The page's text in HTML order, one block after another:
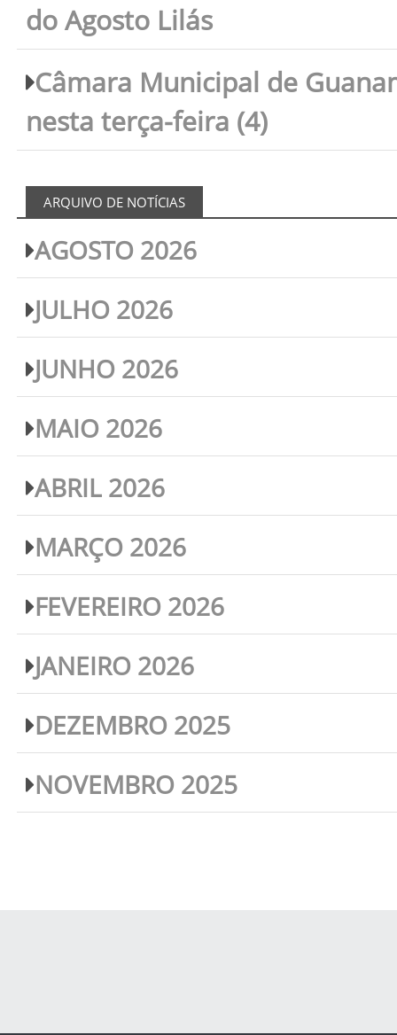
do Agosto Lilás
Câmara Municipal de
nesta terça-feira (4)
ARQUIVO DE NOTÍCIAS
AGOSTO 2026
JULHO 2026
JUNHO 2026
MAIO 2026
ABRIL 2026
MARÇO 2026
FEVEREIRO 2026
JANEIRO 2026
DEZEMBRO 2025
NOVEMBRO 2025